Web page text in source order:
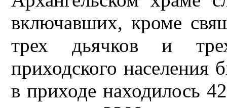
включавших, кроме
трех дьячков и
приходского населения
в приходе находилось